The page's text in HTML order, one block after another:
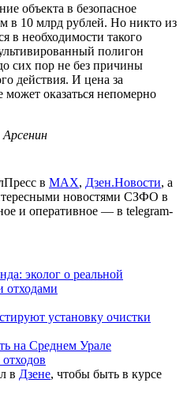
объекта в безопасное
в 10 млрд рублей. Но никто из
в необходимости такого
полигон
сих пор не без причины
действия. И цена за
может оказаться непомерно
в МАХ, Дзен.Новости, а
новостями СЗФО в
и оперативное — в telegram-
эколог о реальной
отходами
установку очистки
на Среднем Урале
в Дзене, чтобы быть в курсе